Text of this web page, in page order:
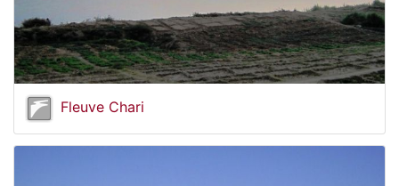
Fleuve Chari